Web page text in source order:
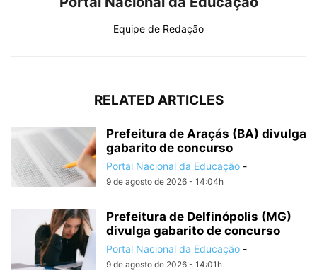
Equipe de Redação
RELATED ARTICLES
Prefeitura de Araçás (BA) divulga
gabarito de concurso
Portal Nacional da Educação -
9 de agosto de 2026 - 14:04h
Prefeitura de Delfinópolis (MG)
divulga gabarito de concurso
Portal Nacional da Educação -
9 de agosto de 2026 - 14:01h